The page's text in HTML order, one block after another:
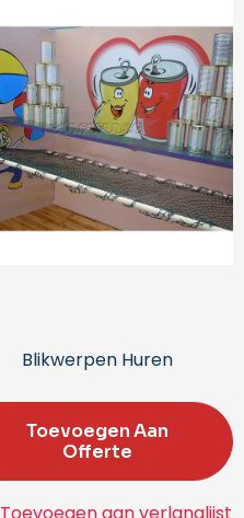
Blikwerpen Huren
Toevoegen Aan
Offerte